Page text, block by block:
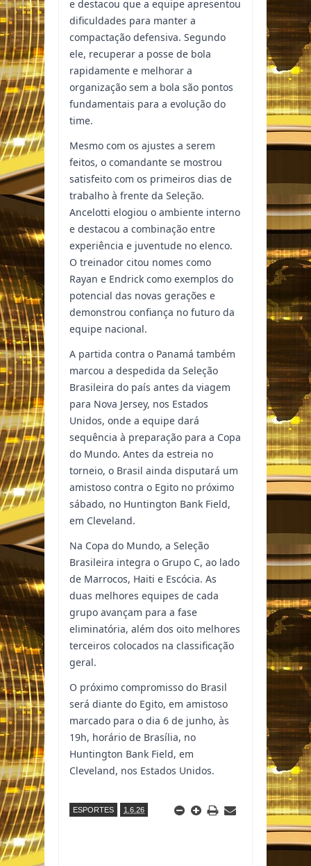
e destacou que a equipe apresentou
dificuldades para manter a
compactação defensiva. Segundo
ele, recuperar a posse de bola
rapidamente e melhorar a
organização sem a bola são pontos
fundamentais para a evolução do
time.
Mesmo com os ajustes a serem
feitos, o comandante se mostrou
satisfeito com os primeiros dias de
trabalho à frente da Seleção.
Ancelotti elogiou o ambiente interno
e destacou a combinação entre
experiência e juventude no elenco.
O treinador citou nomes como
Rayan e Endrick como exemplos do
potencial das novas gerações e
demonstrou confiança no futuro da
equipe nacional.
A partida contra o Panamá também
marcou a despedida da Seleção
Brasileira do país antes da viagem
para Nova Jersey, nos Estados
Unidos, onde a equipe dará
sequência à preparação para a Copa
do Mundo. Antes da estreia no
torneio, o Brasil ainda disputará um
amistoso contra o Egito no próximo
sábado, no Huntington Bank Field,
em Cleveland.
Na Copa do Mundo, a Seleção
Brasileira integra o Grupo C, ao lado
de Marrocos, Haiti e Escócia. As
duas melhores equipes de cada
grupo avançam para a fase
eliminatória, além dos oito melhores
terceiros colocados na classificação
geral.
O próximo compromisso do Brasil
será diante do Egito, em amistoso
marcado para o dia 6 de junho, às
19h, horário de Brasília, no
Huntington Bank Field, em
Cleveland, nos Estados Unidos.
ESPORTES 1.6.26